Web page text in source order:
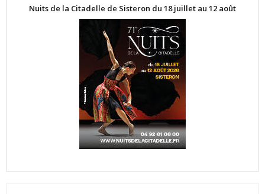
Nuits de la Citadelle de Sisteron du 18 juillet au 12 août